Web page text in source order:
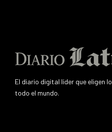
El diario digital líder que eligen
todo el mundo.